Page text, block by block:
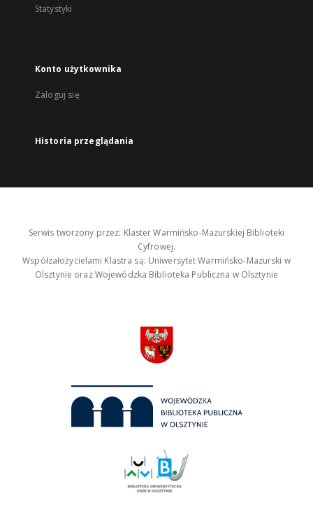
Statystyki
Konto użytkownika
Zaloguj się
Historia przeglądania
Serwis tworzony przez: Klaster Warmińsko-Mazurskiej Biblioteki
Cyfrowej.
Współzałożycielami Klastra są: Uniwersytet Warmińsko-Mazurski w
Olsztynie oraz Wojewódzka Biblioteka Publiczna w Olsztynie